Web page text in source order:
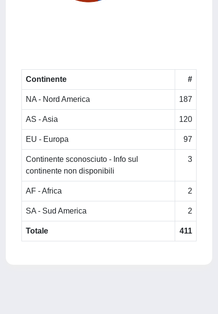
Continente #
NA - Nord America 187
AS - Asia 120
EU - Europa 97
Continente sconosciuto - Info sul
continente non disponibili
3
AF - Africa 2
SA - Sud America 2
Totale 411